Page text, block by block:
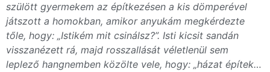
szülött gyermekem az építkezésen a kis dömperével
játszott a homokban, amikor anyukám megkérdezte
tőle, hogy: „Istikém mit csinálsz?”. Isti kicsit sandán
visszanézett rá, majd rosszallását véletlenül sem
leplező hangnemben közölte vele, hogy: „házat építek…